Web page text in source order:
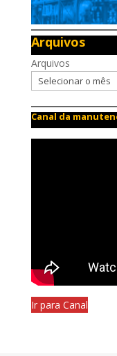
Arquivos
Arquivos
Canal da
Ir para Canal